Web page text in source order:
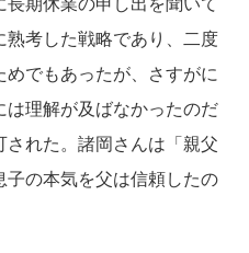
考した戦略であり、二度
でもあったが、さすがに
理解が及ばなかったのだ
れた。諸岡さんは「親父
の本気を父は信頼したの